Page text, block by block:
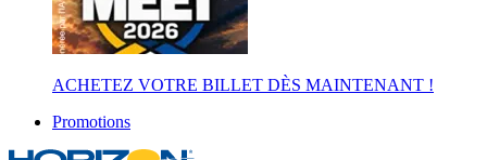
ACHETEZ VOTRE BILLET DÈS MAINTENANT !
Promotions